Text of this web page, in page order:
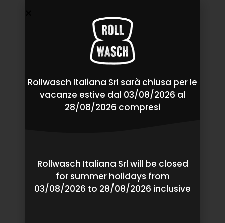
Rollwasch Italiana Srl sarà chiusa per le
vacanze estive dal 03/08/2026 al
28/08/2026 compresi
Rollwasch Italiana Srl will be closed
for summer holidays from
03/08/2026 to 28/08/2026 inclusive